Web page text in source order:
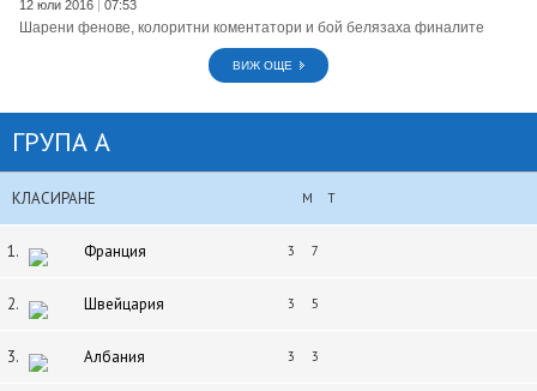
12 юли 2016 | 07:53
Шарени фенове, колоритни коментатори и бой белязаха финалите
ВИЖ ОЩЕ
ГРУПА A
КЛАСИРАНЕ М Т
1. Франция 3 7
2. Швейцария 3 5
3. Албания 3 3